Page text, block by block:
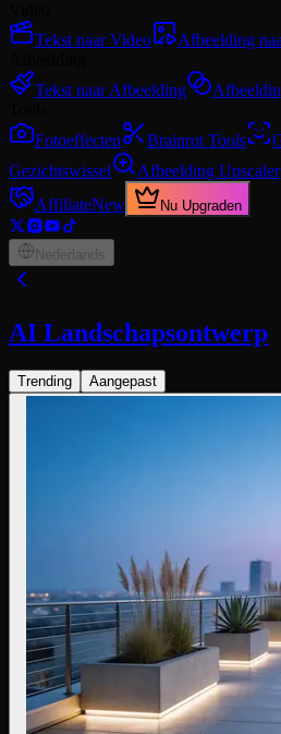
Tekst naar Video
Afbeelding
Tekst naar Afbeelding
Fotoeffecten
Brainrot Tools
Gezichtswissel
Afbeelding Upscaler
AffiliateNew Nu Upgraden
Nederlands
AI Landschapsontwerp
Trending Aangepast